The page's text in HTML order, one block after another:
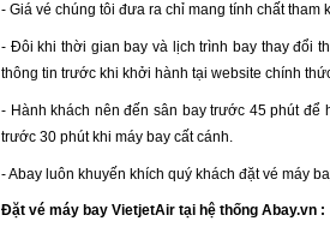
- Giá vé chúng tôi đưa ra chỉ mang tính chất tham
- Đôi khi thời gian bay và lịch trình bay thay đổi
thông tin trước khi khởi hành tại website chính
- Hành khách nên đến sân bay trước 45 phút để
trước 30 phút khi máy bay cất cánh.
- Abay luôn khuyến khích quý khách đặt vé máy
Đặt vé máy bay VietjetAir tại hệ thống Abay.vn :